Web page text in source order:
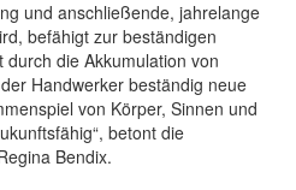
und anschließende, jahrelange
befähigt zur beständigen
durch die Akkumulation von
Handwerker beständig neue
von Körper, Sinnen und
betont die
Bendix.